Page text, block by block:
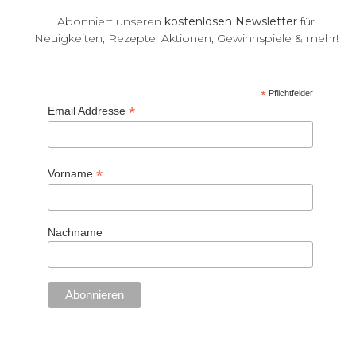
Abonniert unseren kostenlosen Newsletterfür
Neuigkeiten, Rezepte, Aktionen, Gewinnspiele & mehr!
* Pflichtfelder
Email Addresse *
Vorname *
Nachname